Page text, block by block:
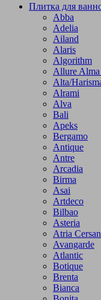
Плитка для
Abba
Adelia
Ailand
Alaris
Algorithm
Allure Alma
Alta/
Alrami
Alva
Bali
Apeks
Bergamo
Antique
Antre
Arcadia
Birma
Asai
Artdeco
Bilbao
Asteria
Atria
Avangarde
Atlantic
Botique
Brenta
Bianca